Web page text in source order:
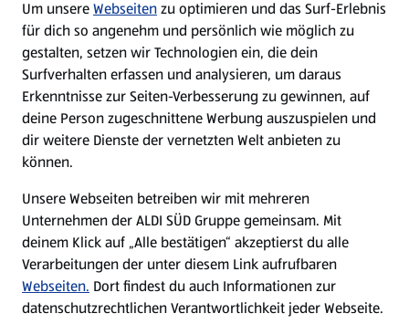
WhatsApp
Über ALDI SÜD
Filialen
Nachhaltigkeit
Karriere
Um unsereWebseitenzu optimieren und das Surf-Erlebnis
für dich so angenehm und persönlich wie möglich zu
gestalten, setzen wir Technologien ein, die dein
Surfverhalten erfassen und analysieren, um daraus
Erkenntnisse zur Seiten-Verbesserung zu gewinnen, auf
deine Person zugeschnittene Werbung auszuspielen und
dir weitere Dienste der vernetzten Welt anbieten zu
können.
Unsere Webseiten betreiben wir mit mehreren
Unternehmen der ALDI SÜD Gruppe gemeinsam. Mit
deinem Klick auf „Alle bestätigen“ akzeptierst du alle
Verarbeitungen der unter diesem Link aufrufbaren
Webseiten. Dort findest du auch Informationen zur
datenschutzrechtlichen Verantwortlichkeit jeder Webseite.